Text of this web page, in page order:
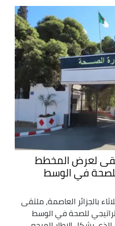
لعرض المخطط
في الوسط
بالجزائر العاصمة، ملتقى
للصحة في الوسط